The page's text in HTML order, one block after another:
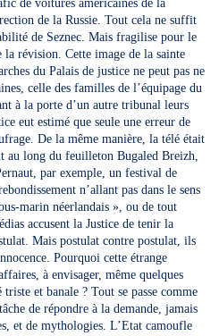
de voitures américaines de la
de la Russie. Tout cela ne suffit
de Seznec. Mais fragilise pour le
révision. Cette image de la sainte
du Palais de justice ne peut pas ne
celle des familles de l’équipage du
à la porte d’un autre tribunal leurs
eut estimé que seule une erreur de
De la même manière, la télé était
au long du feuilleton Bugaled Breizh,
par exemple, un festival de
n’allant pas dans le sens
marin néerlandais », ou de tout
accusent la Justice de tenir la
Mais postulat contre postulat, ils
Pourquoi cette étrange
à envisager, même quelques
et banale ? Tout se passe comme
de répondre à la demande, jamais
et de mythologies. L’Etat camoufle